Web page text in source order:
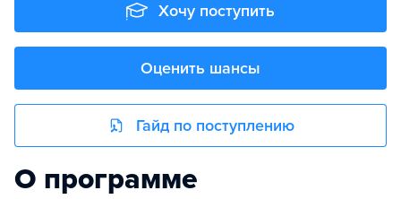
Хочу поступить
Оценить шансы
Гайд по поступлению
О программе